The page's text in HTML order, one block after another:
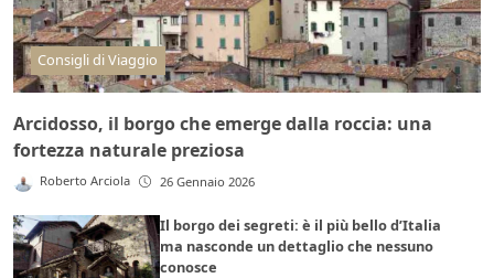
Consigli di Viaggio
Arcidosso, il borgo che emerge dalla roccia: una
fortezza naturale preziosa
Roberto Arciola 26 Gennaio 2026
Il borgo dei segreti: è il più bello d’Italia
ma nasconde un dettaglio che nessuno
conosce